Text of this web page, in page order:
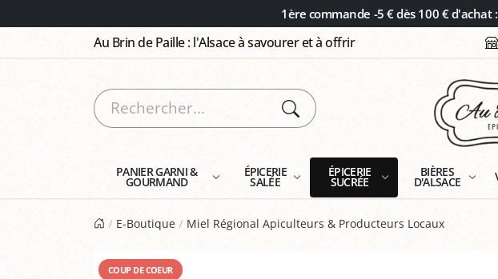
1ère commande -5 € dès 100 € d'achat
Au Brin de Paille : l'Alsace à savourer et à offrir
PANIER GARNI &
GOURMAND
ÉPICERIE
SALÉE
ÉPICERIE
SUCRÉE
BIÈRES
D'ALSACE
E-Boutique Miel Régional Apiculteurs & Producteurs Locaux
COUP DE COEUR